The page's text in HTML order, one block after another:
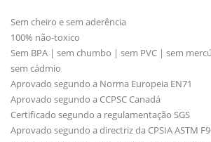
Sem cheiro e sem aderência
100% não-toxico
Sem BPA | sem chumbo | sem PVC | sem
sem cádmio
Aprovado segundo a Norma Europeia EN71
Aprovado segundo a CCPSC Canadá
Certificado segundo a regulamentação SGS
Aprovado segundo a directriz da CPSIA ASTM